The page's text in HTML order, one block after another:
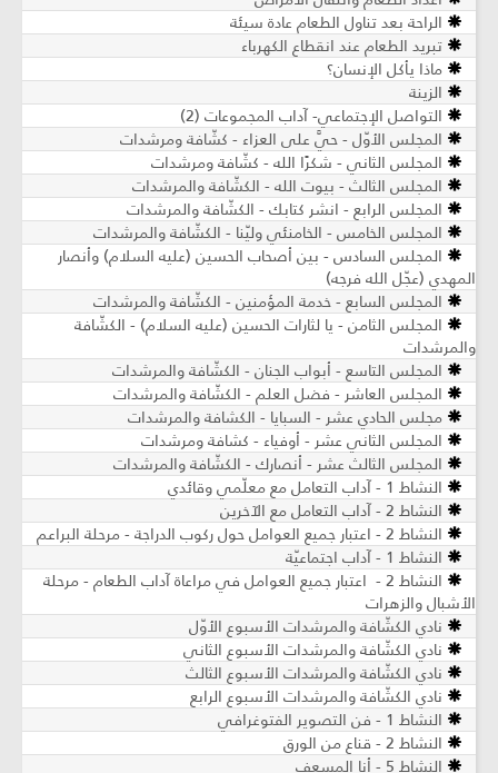
الراحة بعد تناول الطعام عادة سيئة
تبريد الطعام عند انقطاع الكهرباء
ماذا يأكل الإنسان؟
الزينة
التواصل الإجتماعي- آداب المجموعات (2)
المجلس الأوّل - حيَّ على العزاء - كشّافة ومرشدات
المجلس الثاني - شكرًا الله - كشّافة ومرشدات
المجلس الثالث - بيوت الله - الكشّافة والمرشدات
المجلس الرابع - انشر كتابك - الكشّافة والمرشدات
المجلس الخامس - الخامنئي وليّنا - الكشّافة والمرشدات
المجلس السادس - بين أصحاب الحسين (عليه السلام) وأنصار
المهدي (عجّل الله فرجه)
المجلس السابع - خدمة المؤمنين - الكشّافة والمرشدات
المجلس الثامن - يا لثارات الحسين (عليه السلام) - الكشّافة
والمرشدات
المجلس التاسع - أبواب الجنان - الكشّافة والمرشدات
المجلس العاشر - فضل العلم - الكشّافة والمرشدات
مجلس الحادي عشر - السبايا - الكشافة والمرشدات
المجلس الثاني عشر - أوفياء - كشافة ومرشدات
المجلس الثالث عشر - أنصارك - الكشّافة والمرشدات
النشاط 1 - آداب التعامل مع معلّمي وقائدي
النشاط 2 - آداب التعامل مع الآخرين
النشاط 2 - اعتبار جميع العوامل حول ركوب الدراجة - مرحلة البراعم
النشاط 1 - آداب اجتماعيّة
النشاط 2 - اعتبار جميع العوامل في مراعاة آداب الطعام - مرحلة
الأشبال والزهرات
نادي الكشّافة والمرشدات الأسبوع الأوّل
نادي الكشّافة والمرشدات الأسبوع الثاني
نادي الكشّافة والمرشدات الأسبوع الثالث
نادي الكشّافة والمرشدات الأسبوع الرابع
النشاط 1 - فن التصوير الفتوغرافي
النشاط 2 - قناع من الورق
النشاط 5 - أنا المسعف